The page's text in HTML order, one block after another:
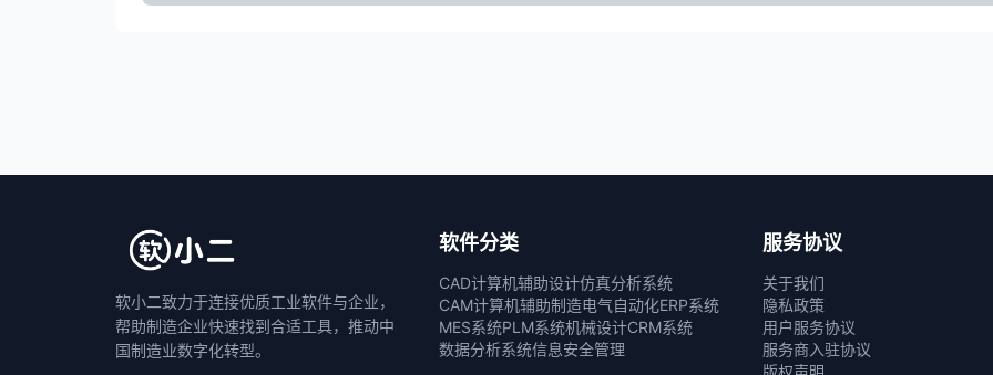
软小二致力于连接优质工业软件与企业，
帮助制造企业快速找到合适工具，推动中
国制造业数字化转型。
软件分类
CAD计算机辅助设计仿真分析系统
CAM计算机辅助制造电气自动化ERP系统
MES系统PLM系统机械设计CRM系统
数据分析系统信息安全管理
服务协议
关于我们
隐私政策
用户服务协议
服务商入驻协议
版权声明